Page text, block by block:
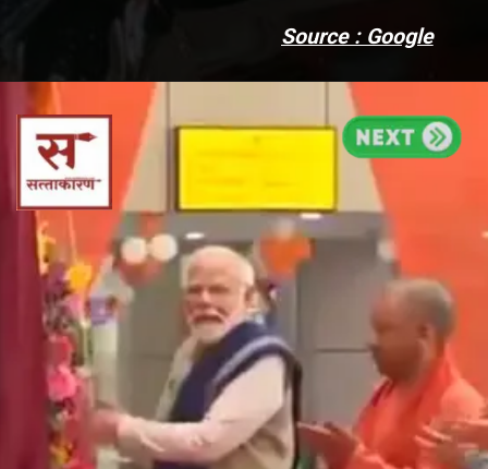
Source : Google